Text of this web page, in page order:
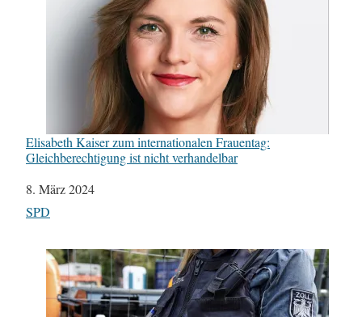
Elisabeth Kaiser zum internationalen Frauentag:
Gleichberechtigung ist nicht verhandelbar
Datum
8. März 2024
In Bezug auf
SPD